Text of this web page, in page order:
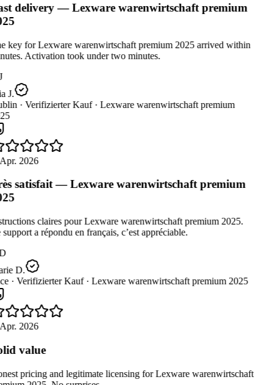
delivery — Lexware warenwirtschaft premium
key for Lexware warenwirtschaft premium 2025 arrived within
Activation took under two minutes.
J.
· Verifizierter Kauf · Lexware warenwirtschaft premium
2026
satisfait — Lexware warenwirtschaft premium
claires pour Lexware warenwirtschaft premium 2025.
a répondu en français, c’est appréciable.
D.
· Verifizierter Kauf · Lexware warenwirtschaft premium 2025
2026
value
pricing and legitimate licensing for Lexware warenwirtschaft